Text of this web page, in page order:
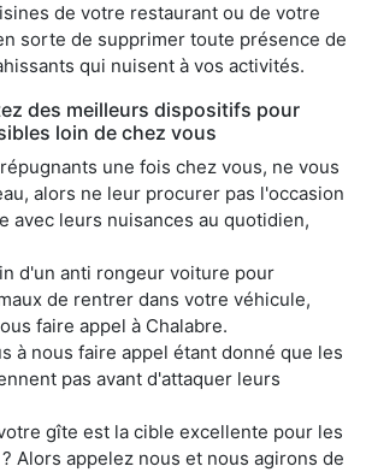
de votre restaurant ou de votre
sorte de supprimer toute présence de
qui nuisent à vos activités.
des meilleurs dispositifs pour
loin de chez vous
une fois chez vous, ne vous
alors ne leur procurer pas l'occasion
avec leurs nuisances au quotidien,
d'un anti rongeur voiture pour
de rentrer dans votre véhicule,
faire appel à Chalabre.
à nous faire appel étant donné que les
pas avant d'attaquer leurs
gîte est la cible excellente pour les
Alors appelez nous et nous agirons de